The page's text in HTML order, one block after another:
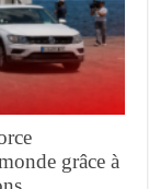
grâce à